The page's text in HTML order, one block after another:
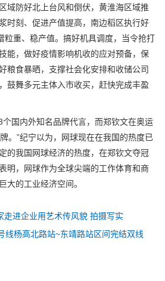
域防好北上台风和倒伏，黄淮海区域推
时刻、促进产值提高，南边稻区执行好
粒重、稳产值。搞好机具调度，当令抢打
能，做好疫情影响机收的应对预备，保
粮食暴晒，支撑社会化安排和收储公司
鼓舞多元主体入市收买，赶快完成丰盈
国内外知名品牌代言，而郑钦文在奥运
。”纪宁以为，网球现在在我国的热度已
的我国网球经济的热度，在郑钦文夺冠
明，网球作为全球尖端的工作体育和商
大的工业经济空间。
走进企业用艺术传风貌 拍摄写实
线杨高北路站~东靖路站区间完结双线